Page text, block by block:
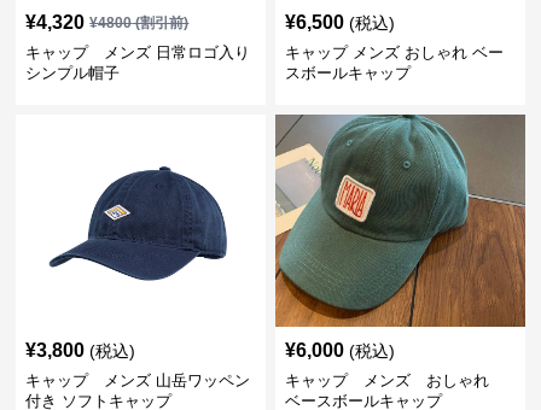
¥4,320 ¥4800(割引前)
キャップ メンズ 日常ロゴ入り
シンプル帽子
¥6,500 (税込)
キャップ メンズ おしゃれ ベー
スボールキャップ
¥3,800 (税込)
キャップ メンズ 山岳ワッペン
付き ソフトキャップ
¥6,000 (税込)
キャップ メンズ おしゃれ
ベースボールキャップ